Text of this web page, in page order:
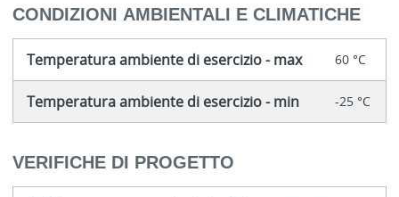
CONDIZIONI AMBIENTALI E CLIMATICHE
Temperatura ambiente di esercizio - max 60 °C
Temperatura ambiente di esercizio - min -25 °C
VERIFICHE DI PROGETTO